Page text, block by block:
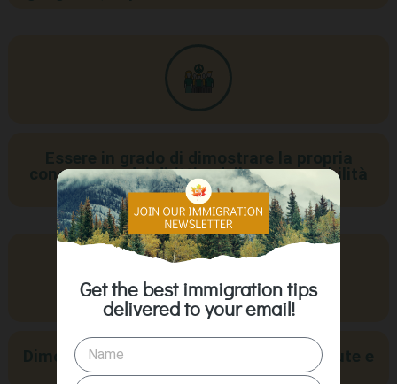
conoscenza dei diritti e delle responsabilità
dei cittadini canadesi
Dimostrare di avere un buon stato di salute e
un integro comportamento morale
Get the best immigration tips
delivered to your email!